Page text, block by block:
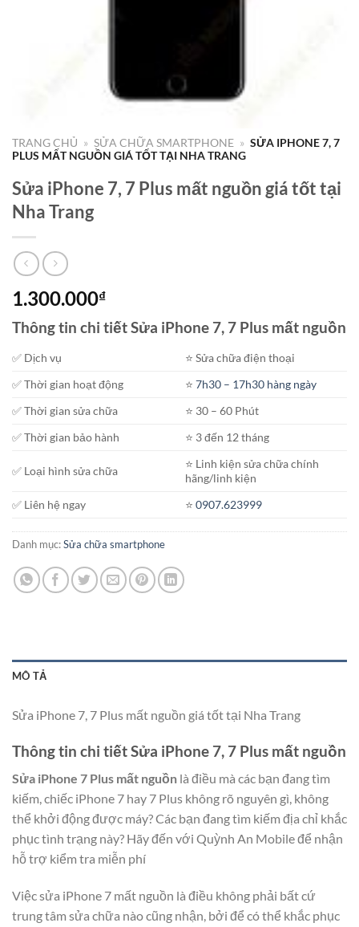
TRANG CHỦ » SỬA CHỮA SMARTPHONE » SỬA IPHONE 7, 7
PLUS MẤT NGUỒN GIÁ TỐT TẠI NHA TRANG
Sửa iPhone 7, 7 Plus mất nguồn giá tốt tại
Nha Trang
1.300.000₫
Thông tin chi tiết Sửa iPhone 7, 7 Plus mất nguồn
✅ Dịch vụ
⭐️ Sửa chữa điện thoại
✅ Thời gian hoạt động
⭐️7h30 – 17h30 hàng ngày
✅ Thời gian sửa chữa
⭐️ 30 – 60 Phút
✅ Thời gian bảo hành
⭐️ 3 đến 12 tháng
✅ Loại hình sửa chữa
⭐️ Linh kiện sửa chữa chính
hãng/linh kiện
✅ Liên hệ ngay
⭐️0907.623999
Danh mục:Sửa chữa smartphone
MÔ TẢ
Sửa iPhone 7, 7 Plus mất nguồn giá tốt tại Nha Trang
Thông tin chi tiết Sửa iPhone 7, 7 Plus mất nguồn
Sửa iPhone 7 Plus mất nguồn là điều mà các bạn đang tìm
kiếm, chiếc iPhone 7 hay 7 Plus không rõ nguyên gì, không
thể khởi động được máy? Các bạn đang tìm kiếm địa chỉ khắc
phục tình trạng này? Hãy đến với Quỳnh An Mobile để nhận
hỗ trợ kiểm tra miễn phí
Việc sửa iPhone 7 mất nguồn là điều không phải bất cứ
trung tâm sửa chữa nào cũng nhận, bởi để có thể khắc phục